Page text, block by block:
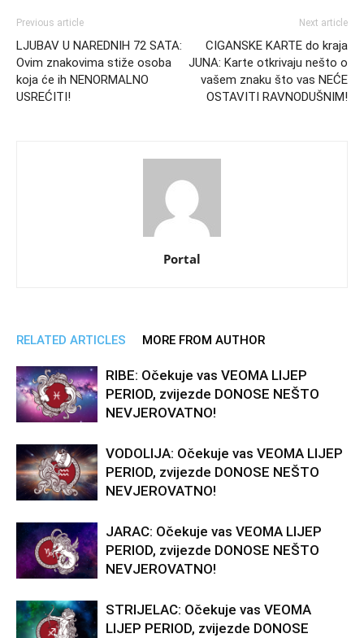
Previous article
LJUBAV U NAREDNIH 72 SATA:
Ovim znakovima stiže osoba
koja će ih NENORMALNO
USREĆITI!
Next article
CIGANSKE KARTE do kraja
JUNA: Karte otkrivaju nešto o
vašem znaku što vas NEĆE
OSTAVITI RAVNODUŠNIM!
Portal
RELATED ARTICLES MORE FROM AUTHOR
RIBE: Očekuje vas VEOMA LIJEP
PERIOD, zvijezde DONOSE NEŠTO
NEVJEROVATNO!
VODOLIJA: Očekuje vas VEOMA LIJEP
PERIOD, zvijezde DONOSE NEŠTO
NEVJEROVATNO!
JARAC: Očekuje vas VEOMA LIJEP
PERIOD, zvijezde DONOSE NEŠTO
NEVJEROVATNO!
STRIJELAC: Očekuje vas VEOMA
LIJEP PERIOD, zvijezde DONOSE